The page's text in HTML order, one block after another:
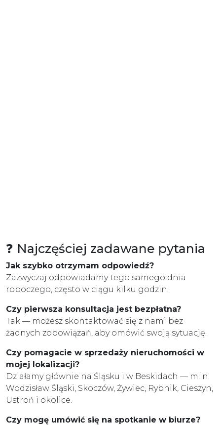
❓ Najczęściej zadawane pytania
Jak szybko otrzymam odpowiedź?
Zazwyczaj odpowiadamy tego samego dnia
roboczego, często w ciągu kilku godzin.
Czy pierwsza konsultacja jest bezpłatna?
Tak — możesz skontaktować się z nami bez
żadnych zobowiązań, aby omówić swoją sytuację.
Czy pomagacie w sprzedaży nieruchomości w
mojej lokalizacji?
Działamy głównie na Śląsku i w Beskidach — m.in.
Wodzisław Śląski, Skoczów, Żywiec, Rybnik, Cieszyn,
Ustroń i okolice.
Czy mogę umówić się na spotkanie w biurze?